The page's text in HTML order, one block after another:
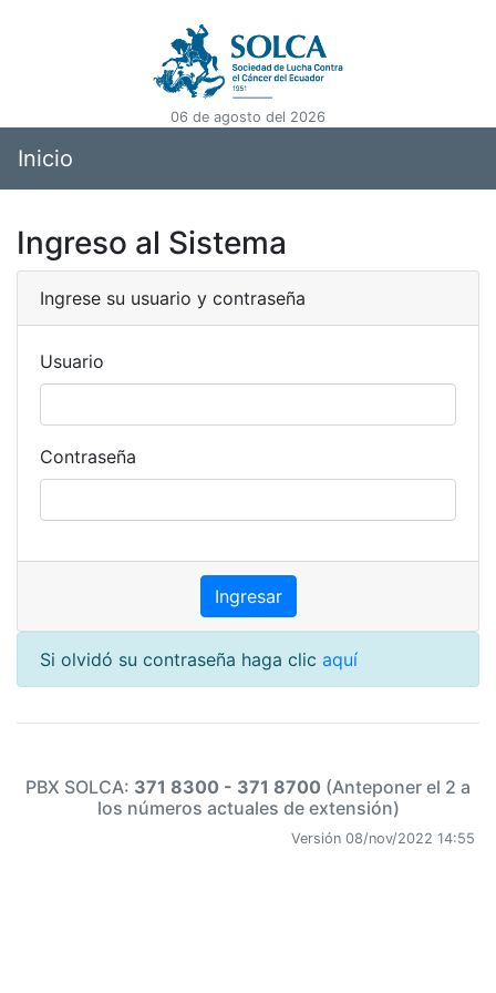
06 de agosto del 2026
Inicio
Ingreso al Sistema
Ingrese su usuario y contraseña
Usuario
Contraseña
Si olvidó su contraseña haga clic aquí
PBX SOLCA: 371 8300 - 371 8700 (Anteponer el 2 a
los números actuales de extensión)
Versión 08/nov/2022 14:55